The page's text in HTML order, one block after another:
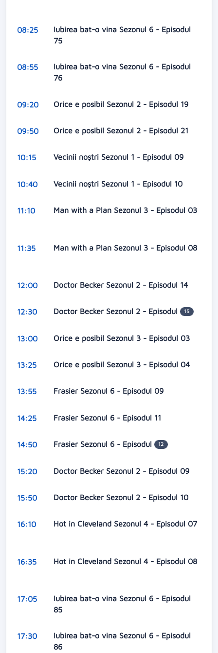
08:25
Iubirea bat-o vina Sezonul 6 - Episodul
75
08:55
Iubirea bat-o vina Sezonul 6 - Episodul
76
09:20 Orice e posibil Sezonul 2 - Episodul 19
09:50 Orice e posibil Sezonul 2 - Episodul 21
10:15 Vecinii noștri Sezonul 1 - Episodul 09
10:40 Vecinii noștri Sezonul 1 - Episodul 10
11:10 Man with a Plan Sezonul 3 - Episodul 03
11:35 Man with a Plan Sezonul 3 - Episodul 08
12:00 Doctor Becker Sezonul 2 - Episodul 14
12:30 Doctor Becker Sezonul 2 - Episodul 15
13:00 Orice e posibil Sezonul 3 - Episodul 03
13:25 Orice e posibil Sezonul 3 - Episodul 04
13:55 Frasier Sezonul 6 - Episodul 09
14:25 Frasier Sezonul 6 - Episodul 11
14:50 Frasier Sezonul 6 - Episodul 12
15:20 Doctor Becker Sezonul 2 - Episodul 09
15:50 Doctor Becker Sezonul 2 - Episodul 10
16:10 Hot in Cleveland Sezonul 4 - Episodul 07
16:35 Hot in Cleveland Sezonul 4 - Episodul 08
17:05
Iubirea bat-o vina Sezonul 6 - Episodul
85
17:30
Iubirea bat-o vina Sezonul 6 - Episodul
86